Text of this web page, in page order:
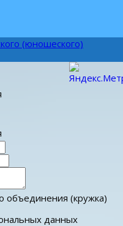
(юношеского)
объединения (кружка)
данных